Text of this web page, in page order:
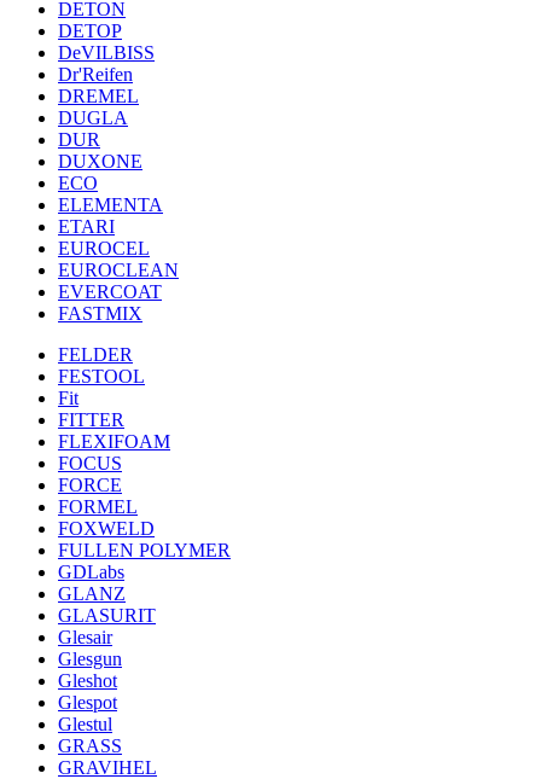
DETON
DETOP
DeVILBISS
Dr'Reifen
DREMEL
DUGLA
DUR
DUXONE
ECO
ELEMENTA
ETARI
EUROCEL
EUROCLEAN
EVERCOAT
FASTMIX
FELDER
FESTOOL
Fit
FITTER
FLEXIFOAM
FOCUS
FORCE
FORMEL
FOXWELD
FULLEN POLYMER
GDLabs
GLANZ
GLASURIT
Glesair
Glesgun
Gleshot
Glespot
Glestul
GRASS
GRAVIHEL